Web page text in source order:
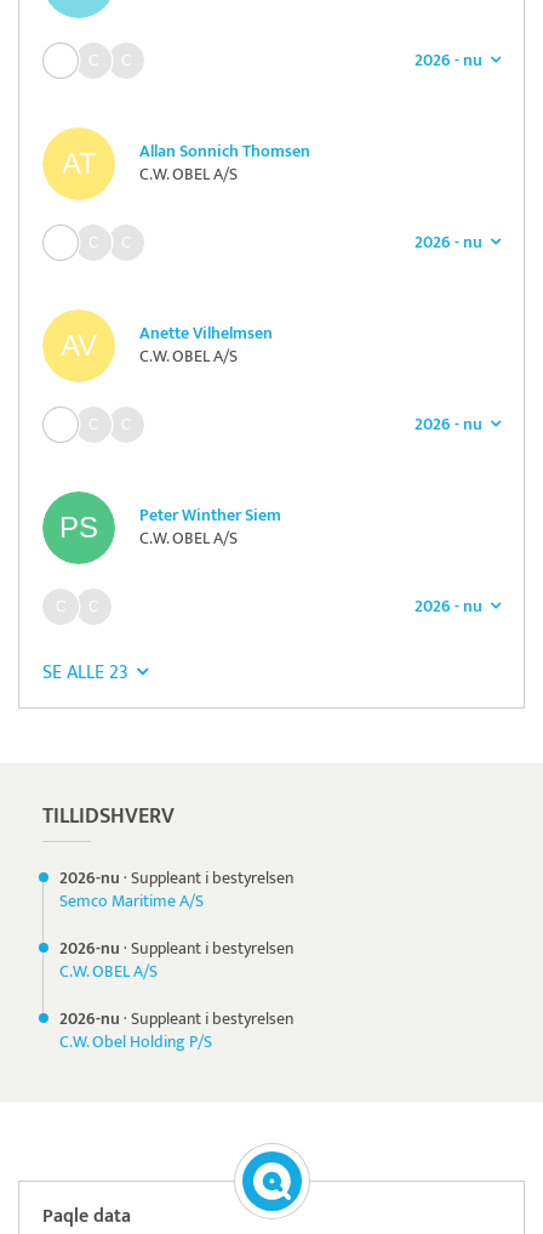
2026 - nu
Allan Sonnich Thomsen
C.W. OBEL A/S
2026 - nu
Anette Vilhelmsen
C.W. OBEL A/S
2026 - nu
Peter Winther Siem
C.W. OBEL A/S
2026 - nu
SE ALLE 23
TILLIDSHVERV
2026-nu·Suppleant i bestyrelsen
Semco Maritime A/S
2026-nu·Suppleant i bestyrelsen
C.W. OBEL A/S
2026-nu·Suppleant i bestyrelsen
C.W. Obel Holding P/S
Paqle data